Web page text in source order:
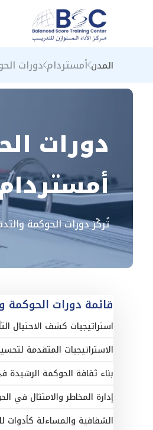
المدن أمستردام دورات
دورات
تُركّز دورات الحوكمة
قائمة دورات الحوكمة
استراتيجيات كشف الاحتيال
الاستراتيجيات المتقدمة
بناء ثقافة الحوكمة الرشيدة في
إدارة المخاطر والامتثال في
الشفافية والمساءلة كأدوات